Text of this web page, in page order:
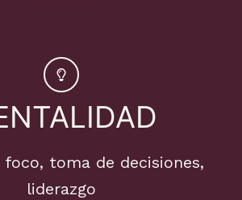
foco, toma de decisiones,
liderazgo